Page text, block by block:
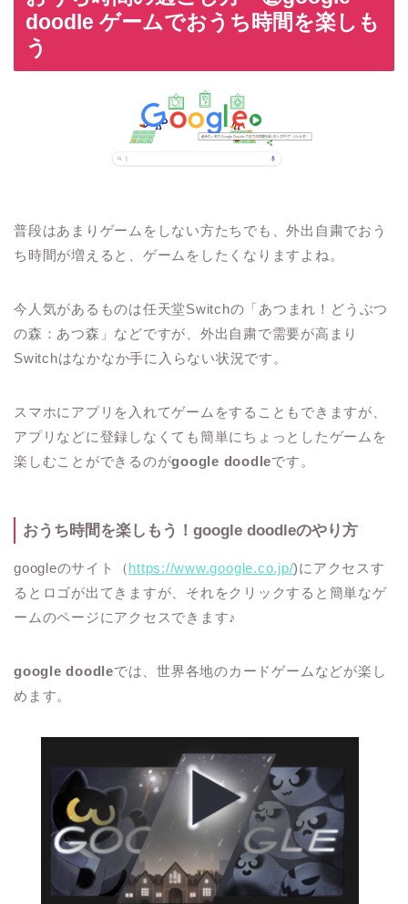
doodle ゲームでおうち時間を楽しも
う
普段はあまりゲームをしない方たちでも、外出自粛でおう
ち時間が増えると、ゲームをしたくなりますよね。
今人気があるものは任天堂Switchの「あつまれ！どうぶつ
の森：あつ森」などですが、外出自粛で需要が高まり
Switchはなかなか手に入らない状況です。
スマホにアプリを入れてゲームをすることもできますが、
アプリなどに登録しなくても簡単にちょっとしたゲームを
楽しむことができるのがgoogle doodleです。
おうち時間を楽しもう！ google doodleのやり方
googleのサイト（https://www.google.co.jp/)にアクセスす
るとロゴが出てきますが、それをクリックすると簡単なゲ
ームのページにアクセスできます♪
google doodleでは、世界各地のカードゲームなどが楽し
めます。